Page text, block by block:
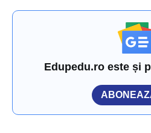
Edupedu.ro este și